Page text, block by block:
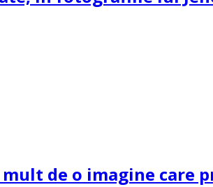
mult de o imagine